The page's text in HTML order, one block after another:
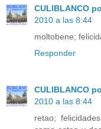
CULIBLANCO
2010 a las 8:44
moltobene;
Responder
CULIBLANCO
2010 a las 8:44
retao;